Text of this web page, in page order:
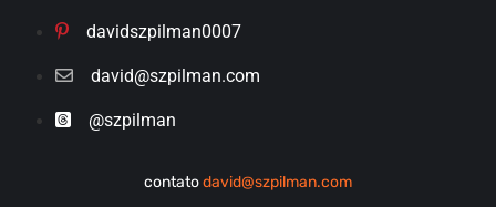
davidszpilman0007
david@szpilman.com
@szpilman
contatodavid@szpilman.com